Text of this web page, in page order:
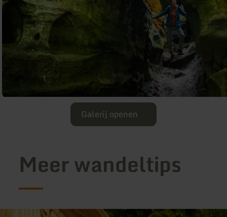
Galerij openen
Meer wandeltips